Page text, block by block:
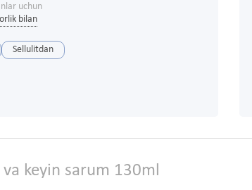
uchun
bilan
Sellulitdan
keyin sarum 130ml